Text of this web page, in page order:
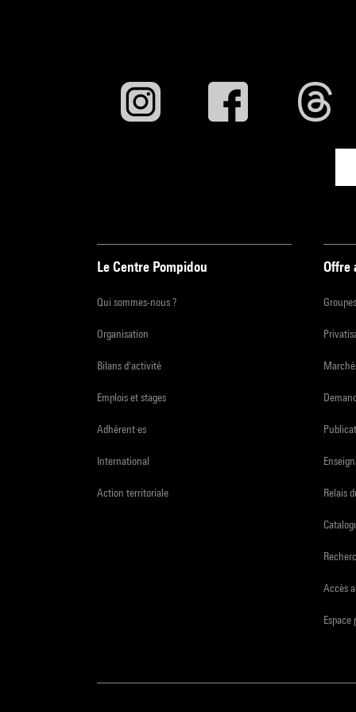
Le Centre Pompidou
Qui sommes-nous ?
Organisation
Bilans d'activité
Emplois et stages
Adhérent·es
International
Action territoriale
Offre
Groupes
Relais
Accès
Espace